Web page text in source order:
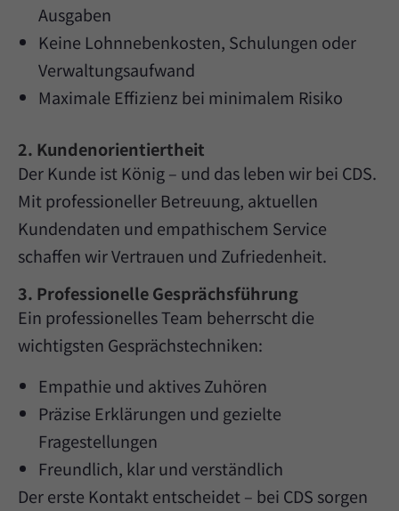
Ausgaben
Keine Lohnnebenkosten, Schulungen oder
Verwaltungsaufwand
Maximale Effizienz bei minimalem Risiko
2. Kundenorientiertheit
Der Kunde ist König – und das leben wir bei CDS.
Mit professioneller Betreuung, aktuellen
Kundendaten und empathischem Service
schaffen wir Vertrauen und Zufriedenheit.
3. Professionelle Gesprächsführung
Ein professionelles Team beherrscht die
wichtigsten Gesprächstechniken:
Empathie und aktives Zuhören
Präzise Erklärungen und gezielte
Fragestellungen
Freundlich, klar und verständlich
Der erste Kontakt entscheidet – bei CDS sorgen